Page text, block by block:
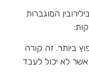
המוגברות
ביותר. זה קורה
לא יכול לעבד